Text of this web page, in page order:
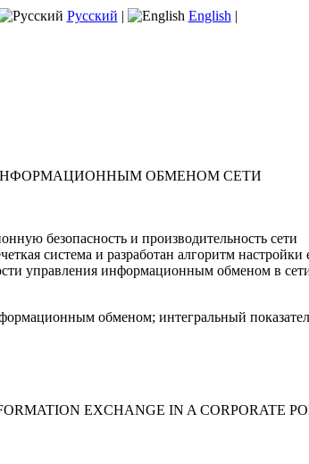
Русский | English |
ОБМЕНОМ СЕТИ
безопасность и производительность сети
система и разработан алгоритм настройки
управления информационным обменом в
обменом; интегральный
EXCHANGE IN A CORPORATE